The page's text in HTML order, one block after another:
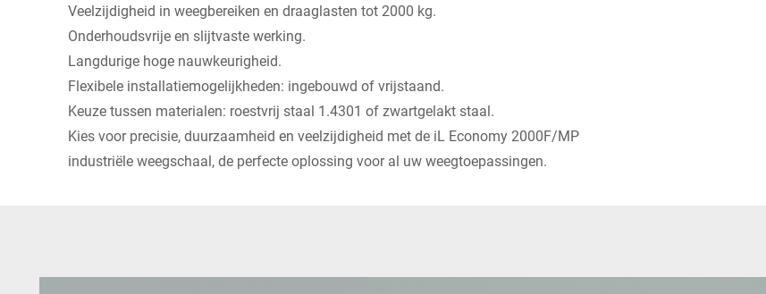
Veelzijdigheid in weegbereiken en draaglasten tot 2000 kg.
Onderhoudsvrije en slijtvaste werking.
Langdurige hoge nauwkeurigheid.
Flexibele installatiemogelijkheden: ingebouwd of vrijstaand.
Keuze tussen materialen: roestvrij staal 1.4301 of zwartgelakt staal.
Kies voor precisie, duurzaamheid en veelzijdigheid met de iL Economy 2000F/MP
industriële weegschaal, de perfecte oplossing voor al uw weegtoepassingen.